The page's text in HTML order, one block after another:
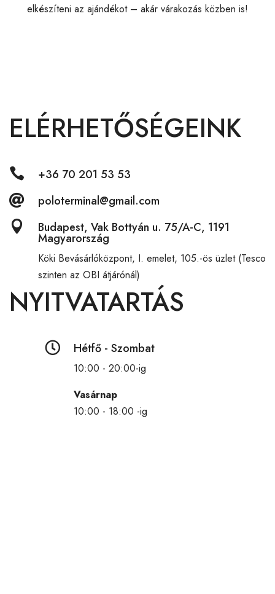
elkészíteni az ajándékot – akár várakozás közben is!
ELÉRHETŐSÉGEINK
 +36 70 201 53 53
 poloterminal@gmail.com
 Budapest, Vak Bottyán u. 75/A-C, 1191
Magyarország
Köki Bevásárlóközpont, I. emelet, 105.-ös üzlet (Tesco
szinten az OBI átjárónál)
NYITVATARTÁS
 Hétfő - Szombat
10:00 - 20:00-ig
Vasárnap
10:00 - 18:00 -ig